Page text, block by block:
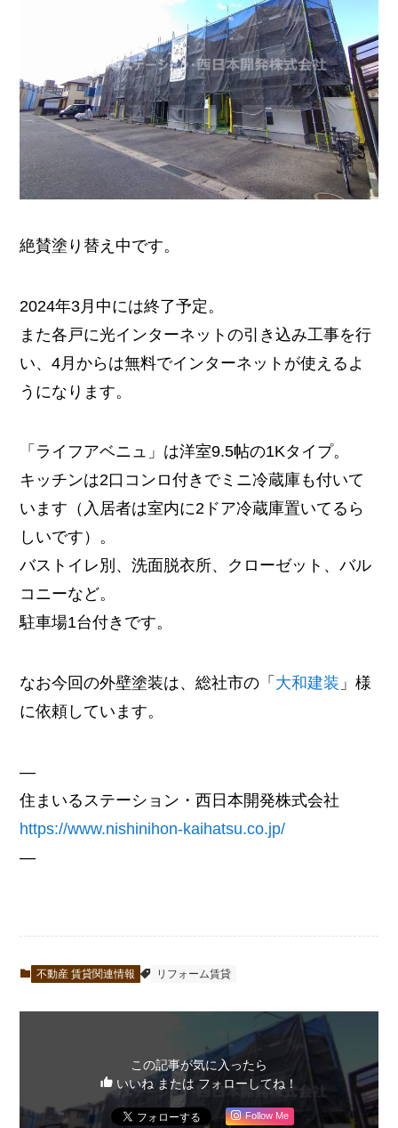
絶賛塗り替え中です。
2024年3月中には終了予定。
また各戸に光インターネットの引き込み工事を行
い、4月からは無料でインターネットが使えるよ
うになります。
「ライフアベニュ」は洋室9.5帖の1Kタイプ。
キッチンは2口コンロ付きでミニ冷蔵庫も付いて
います（入居者は室内に2ドア冷蔵庫置いてるら
しいです）。
バストイレ別、洗面脱衣所、クローゼット、バル
コニーなど。
駐車場1台付きです。
なお今回の外壁塗装は、総社市の「 大和建装 」様
に依頼しています。
—
住まいるステーション・西日本開発株式会社
https://www.nishinihon-kaihatsu.co.jp/
—
不動産 賃貸関連情報 リフォーム賃貸
この記事が気に入ったら
いいね または フォローしてね！
Follow Me